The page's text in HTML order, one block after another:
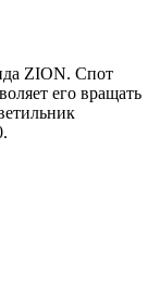
ZION. Спот
его вращать